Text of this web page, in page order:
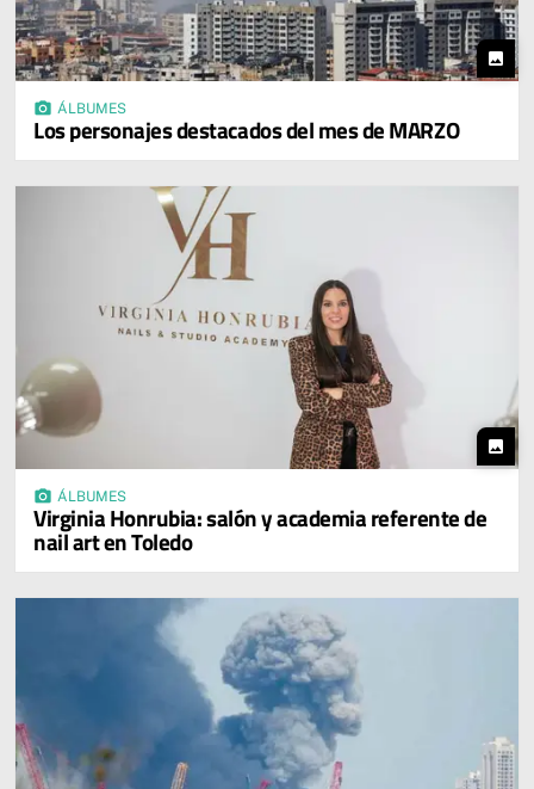
photo
photo_camera ÁLBUMES
Los personajes destacados del mes de MARZO
photo
photo_camera ÁLBUMES
Virginia Honrubia: salón y academia referente de
nail art en Toledo